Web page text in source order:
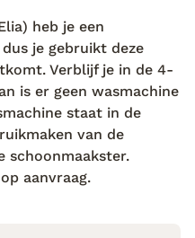
in de buurt en op
zandstrand met helder
heb je een
je gebruikt deze
Verblijf je in de 4-
is er geen wasmachine
staat in de
van de
schoonmaakster.
aanvraag.